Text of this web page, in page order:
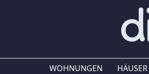
WOHNUNGEN HÄUSER